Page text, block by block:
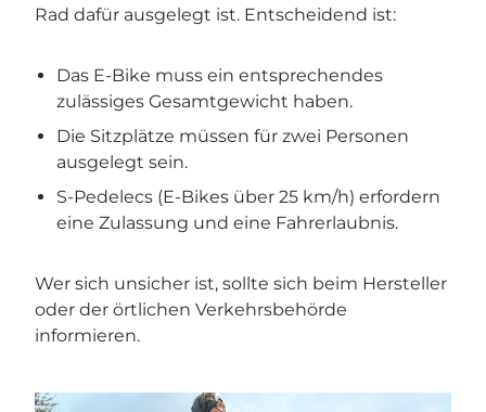
Rad dafür ausgelegt ist. Entscheidend ist:
Das E-Bike muss ein entsprechendes
zulässiges Gesamtgewicht haben.
Die Sitzplätze müssen für zwei Personen
ausgelegt sein.
S-Pedelecs (E-Bikes über 25 km/h) erfordern
eine Zulassung und eine Fahrerlaubnis.
Wer sich unsicher ist, sollte sich beim Hersteller
oder der örtlichen Verkehrsbehörde
informieren.